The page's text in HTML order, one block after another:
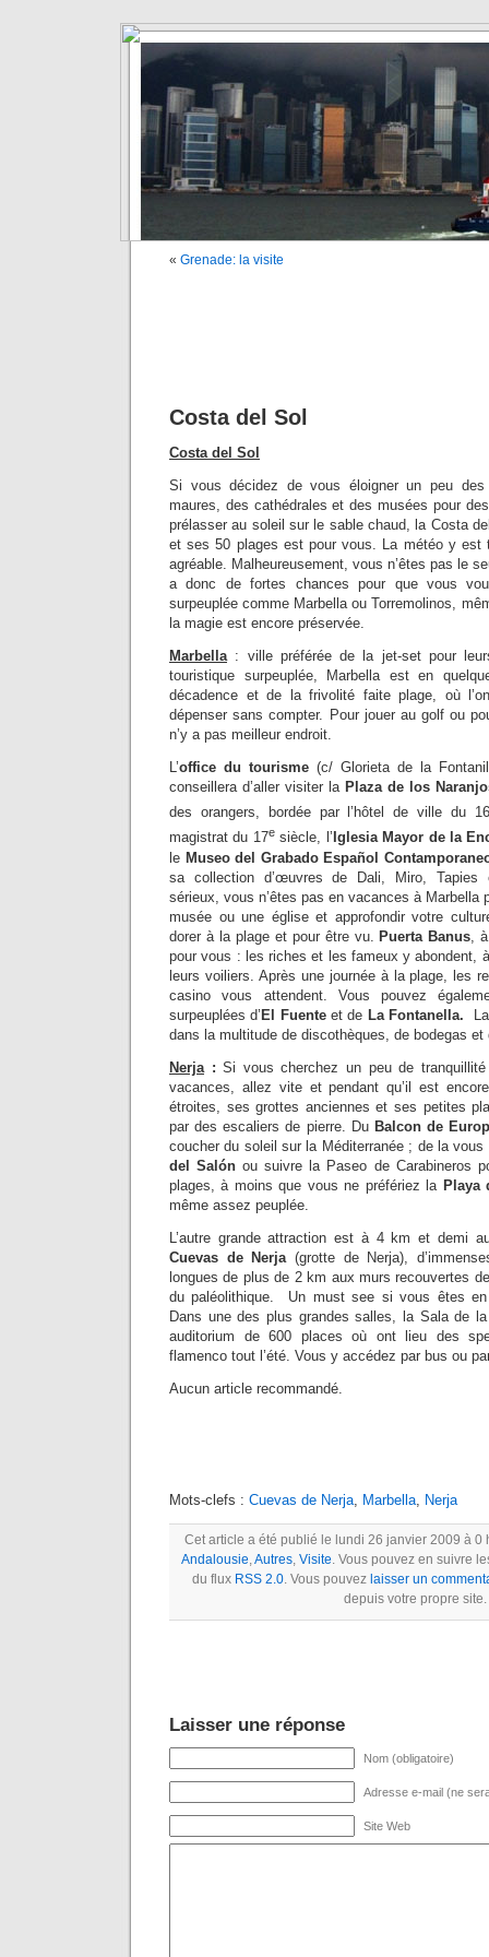
« Grenade: la visite
Costa del Sol
Costa del Sol
Si vous décidez de vous éloigner un peu
maures, des cathédrales et des musées pour
prélasser au soleil sur le sable chaud, la Costa
et ses 50 plages est pour vous. La météo y est
agréable. Malheureusement, vous n’êtes pas le
a donc de fortes chances pour que vous
surpeuplée comme Marbella ou Torremolinos,
la magie est encore préservée.
Marbella: ville préférée de la jet-set pour
touristique surpeuplée, Marbella est en
décadence et de la frivolité faite plage, où
dépenser sans compter. Pour jouer au golf ou
n’y a pas meilleur endroit.
L’office du tourisme (c/ Glorieta de la
conseillera d’aller visiter la Plaza de los
des orangers, bordée par l’hôtel de ville du 16
magistrat du 17esiècle, l’ Iglesia Mayor de la
le Museo del Grabado Español
sa collection d’œuvres de Dali, Miro, Tapies
sérieux, vous n’êtes pas en vacances à Marbella
musée ou une église et approfondir votre
dorer à la plage et pour être vu.
Puerta Banus ,
pour vous : les riches et les fameux y abondent,
leurs voiliers. Après une journée à la plage, les
casino vous attendent. Vous pouvez
surpeuplées d’ El Fuenteet de La Fontanella.
dans la multitude de discothèques, de bodegas
Nerja :Si vous cherchez un peu de
vacances, allez vite et pendant qu’il est
étroites, ses grottes anciennes et ses petites
par des escaliers de pierre. Du Balcon de
coucher du soleil sur la Méditerranée ; de la
del Salón ou suivre la Paseo de Carabineros
plages, à moins que vous ne préfériez la Playa
même assez peuplée.
L’autre grande attraction est à 4 km et demi
Cuevas de Nerja (grotte de Nerja),
longues de plus de 2 km aux murs recouvertes
du paléolithique. Un must see si vous êtes
Dans une des plus grandes salles, la Sala de
auditorium de 600 places où ont lieu des
flamenco tout l’été. Vous y accédez par bus ou
Aucun article recommandé.
Mots-clefs : Cuevas de Nerja Marbella Nerja
Cet article a été publié le lundi 26 janvier 2009 à 0
Andalousie,Autres, Visite. Vous pouvez en suivre
du flux RSS 2.0. Vous pouvez laisser un
depuis votre propre site.
Laisser une réponse
Nom (obligatoire)
Adresse e-mail (ne
Site Web